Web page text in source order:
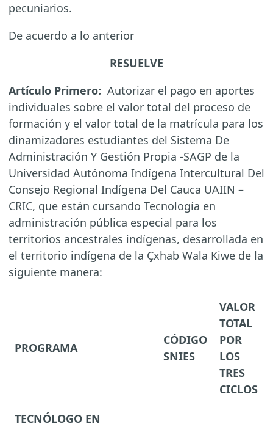
pecuniarios.
De acuerdo a lo anterior
RESUELVE
Artículo Primero: Autorizar el pago en aportes
individuales sobre el valor total del proceso de
formación y el valor total de la matrícula para los
dinamizadores estudiantes del Sistema De
Administración Y Gestión Propia -SAGP de la
Universidad Autónoma Indígena Intercultural Del
Consejo Regional Indígena Del Cauca UAIIN –
CRIC, que están cursando Tecnología en
administración pública especial para los
territorios ancestrales indígenas, desarrollada en
el territorio indígena de la Çxhab Wala Kiwe de la
siguiente manera:
PROGRAMA
CÓDIGO
SNIES
VALOR
TOTAL
POR
LOS
TRES
CICLOS
TECNÓLOGO EN